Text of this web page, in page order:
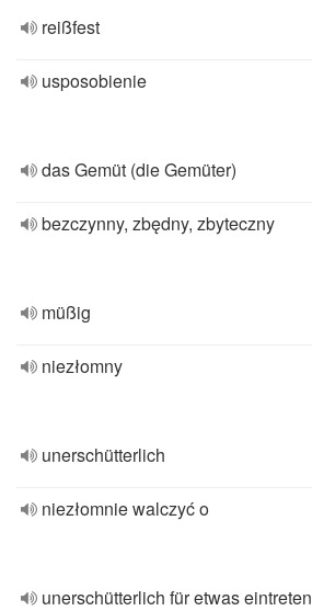
reißfest
usposobienie
das Gemüt (die Gemüter)
bezczynny, zbędny, zbyteczny
müßig
niezłomny
unerschütterlich
niezłomnie walczyć o
unerschütterlich für etwas eintreten